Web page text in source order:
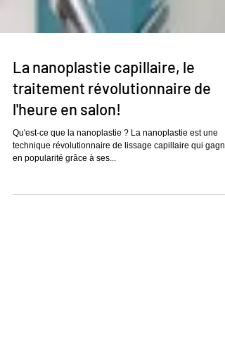
La nanoplastie capillaire, le
traitement révolutionnaire de
l'heure en salon!
Qu'est-ce que la nanoplastie ? La nanoplastie est une